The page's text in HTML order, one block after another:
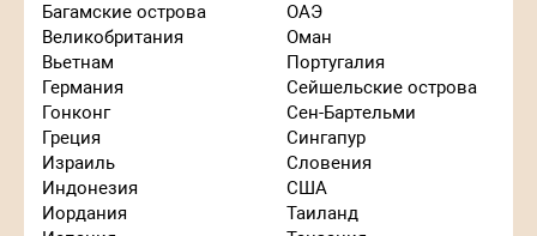
Багамские острова
Великобритания
Вьетнам
Германия
Гонконг
Греция
Израиль
Индонезия
Иордания
ОАЭ
Оман
Португалия
Сейшельские острова
Сен-Бартельми
Сингапур
Словения
США
Таиланд